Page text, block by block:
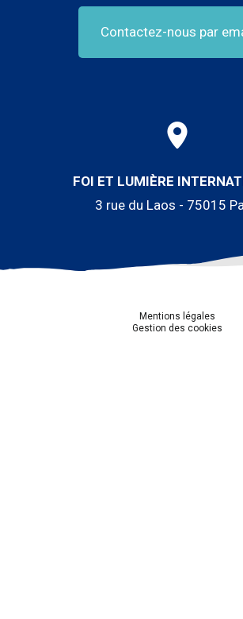
Contactez-nous par
FOI ET LUMIÈRE
3 rue du Laos - 75015
Mentions légales
Gestion des cookies